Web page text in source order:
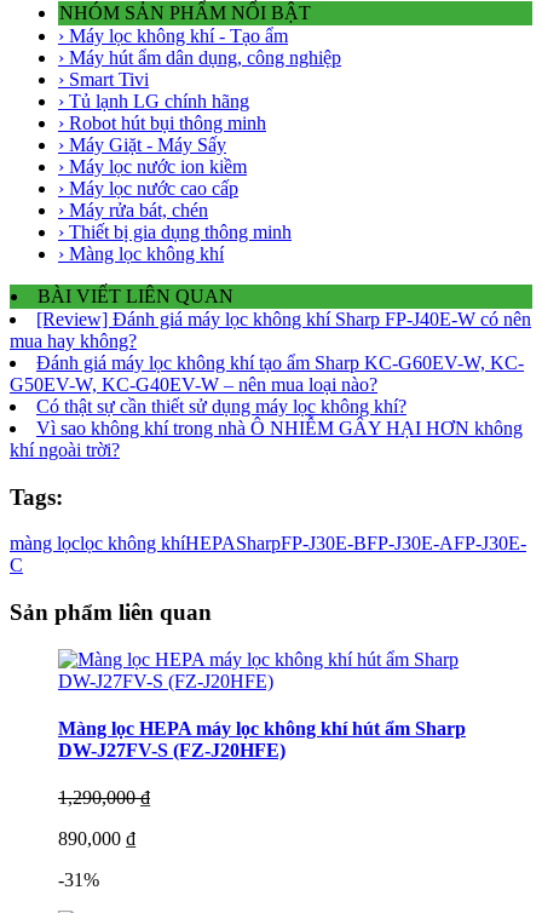
NHÓM SẢN PHẨM NỔI BẬT
› Máy lọc không khí - Tạo ẩm
› Máy hút ẩm dân dụng, công nghiệp
› Smart Tivi
› Tủ lạnh LG chính hãng
› Robot hút bụi thông minh
› Máy Giặt - Máy Sấy
› Máy lọc nước ion kiềm
› Máy lọc nước cao cấp
› Máy rửa bát, chén
› Thiết bị gia dụng thông minh
› Màng lọc không khí
BÀI VIẾT LIÊN QUAN
[Review] Đánh giá máy lọc không khí Sharp FP-J40E-W có nên
mua hay không?
Đánh giá máy lọc không khí tạo ẩm Sharp KC-G60EV-W, KC-
G50EV-W, KC-G40EV-W – nên mua loại nào?
Có thật sự cần thiết sử dụng máy lọc không khí?
Vì sao không khí trong nhà Ô NHIỄM GÂY HẠI HƠN không
khí ngoài trời?
Tags:
màng lọclọc không khíHEPASharpFP-J30E-BFP-J30E-AFP-J30E-
C
Sản phẩm liên quan
Màng lọc HEPA máy lọc không khí hút ẩm Sharp
DW-J27FV-S (FZ-J20HFE)
1,290,000 ₫
890,000 ₫
-31%